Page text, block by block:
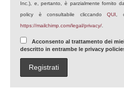
Inc.), e, pertanto, è parzialmente fornito
policy è consultabile cliccandoQUI
,
https://mailchimp.com/legal/privacy/
Acconsento al trattamento dei
descritto in entrambe le privacy